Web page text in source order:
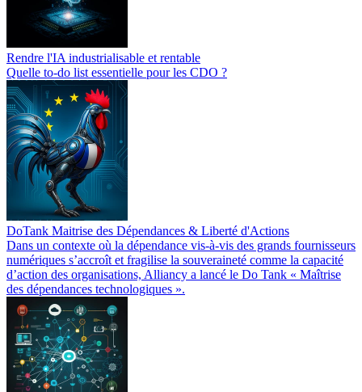
Rendre l'IA industrialisable et rentable
Quelle to-do list essentielle pour les CDO ?
DoTank Maitrise des Dépendances & Liberté d'Actions
Dans un contexte où la dépendance vis-à-vis des grands fournisseurs
numériques s’accroît et fragilise la souveraineté comme la capacité
d’action des organisations, Alliancy a lancé le Do Tank « Maîtrise
des dépendances technologiques ».